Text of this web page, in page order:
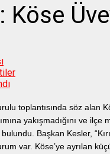
toplantısında söz alan
yakışmadığını ve
Başkan Kesler,
var. Köse’ye ayrılan